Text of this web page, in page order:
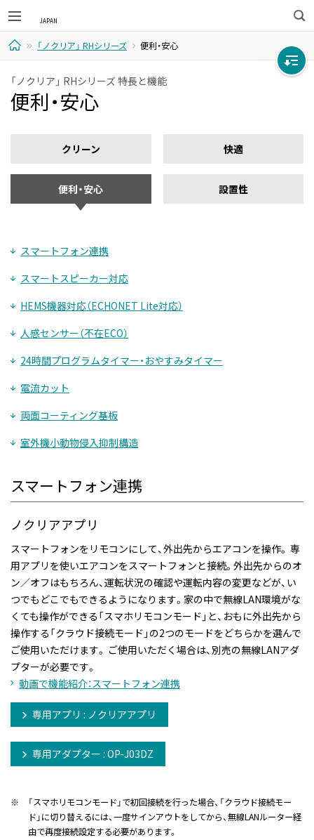
検
索
ー
「ノクリア」 RHシリーズ 便利・安心
「ノクリア」 RHシリーズ 特長と機能
便利・安心
クリーン 快適
便利・安心 設置性
スマートフォン連携
スマートスピーカー対応
HEMS機器対応（ECHONET Lite対応）
人感センサー（不在ECO）
24時間プログラムタイマー・おやすみタイマー
電流カット
両面コーティング基板
室外機小動物侵入抑制構造
スマートフォン連携
ノクリアアプリ
スマートフォンをリモコンにして、外出先からエアコンを操作。 専
用アプリを使いエアコンをスマートフォンと接続。外出先からのオ
ン／オフはもちろん、運転状況の確認や運転内容の変更などが、い
つでもどこでもできるようになります。家の中で無線LAN環境がな
くても操作ができる「スマホリモコンモード」と、おもに外出先から
操作する「クラウド接続モード」の2つのモードをどちらかを選んで
ご使用いただけます。 ご使用いただく場合は、別売の無線LANアダ
プターが必要です。
動画で機能紹介：スマートフォン連携
専用アプリ : ノクリアアプリ
専用アダプター : OP-J03DZ
※
「スマホリモコンモード」で初回接続を行った場合、「クラウド接続モー
ド」に切り替えるには、一度サインアウトをしてから、無線LANルーター経
由で再度接続設定する必要があります。